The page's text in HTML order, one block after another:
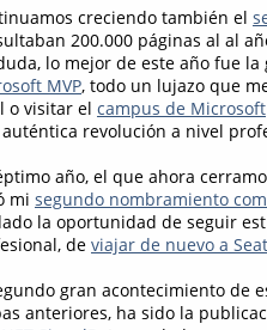
creciendo también el
200.000 páginas al al
lo mejor de este año fue
MVP, todo un lujazo que
o visitar el campus de Microsoft
revolución a nivel
año, el que ahora
mi segundo nombramiento
la oportunidad de seguir
de viajar de nuevo a
gran acontecimiento de
anteriores, ha sido la